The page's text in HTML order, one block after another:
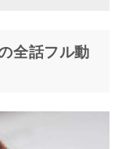
全話フル動